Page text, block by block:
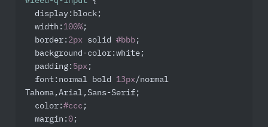
display :block;
width : 100% ;
border : 2px solid #bbb ;
background-color :white;
padding : 5px ;
font :normal bold 13px /normal
Tahoma,Arial,Sans-Serif;
color :#ccc ;
margin :0 ;